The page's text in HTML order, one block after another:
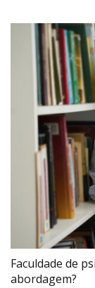
Faculdade de
abordagem?